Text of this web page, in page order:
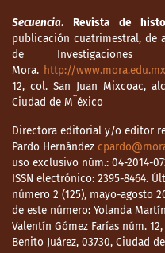
Secretaría de
de la Nación.
Valencia, A.
un sueño. Historia
Centro de Estudios
México.
Vera, A. (1943). La
Guadalajara: Cía.
Guadalajara.
Secuencia. Revista de
publicación cuatrimestral, de
de
Mora. http://
12, col. San Juan Mixcoac,
Ciudad de M¨éxico
Directora editorial y/o editor
Pardo Hernández
uso exclusivo núm.: 04-2014-
ISSN electrónico: 2395-8464.
número 2 (125), mayo-agosto
de este número: Yolanda
Valentín Gómez Farías núm.
Benito Juárez, 03730, Ciudad